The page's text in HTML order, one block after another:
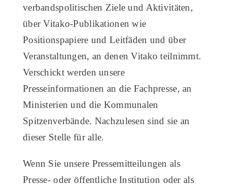
Veranstaltungen
Presse
Aktuelles
Podcast
verbandspolitischen Ziele und Aktivitäten,
über Vitako-Publikationen wie
Positionspapiere und Leitfäden und über
Veranstaltungen, an denen Vitako teilnimmt.
Verschickt werden unsere
Presseinformationen an die Fachpresse, an
Ministerien und die Kommunalen
Spitzenverbände. Nachzulesen sind sie an
dieser Stelle für alle.
​Wenn Sie unsere Pressemitteilungen als
Presse- oder öffentliche Institution oder als